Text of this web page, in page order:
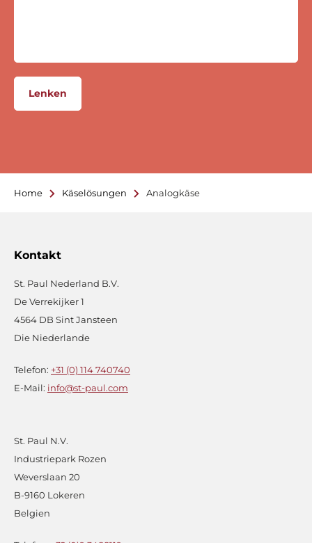
Lenken
Home Käselösungen Analogkäse
Kontakt
St. Paul Nederland B.V.
De Verrekijker 1
4564 DB Sint Jansteen
Die Niederlande
Telefon: +31 (0) 114 740740
E-Mail: info@st-paul.com
St. Paul N.V.
Industriepark Rozen
Weverslaan 20
B-9160 Lokeren
Belgien